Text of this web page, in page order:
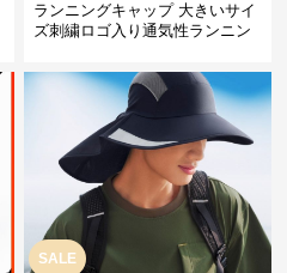
ランニングキャップ 大きいサイ
ズ刺繍ロゴ入り通気性ランニン
SALE